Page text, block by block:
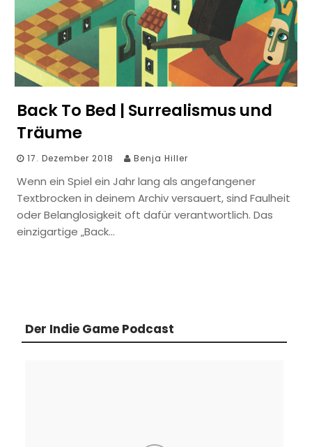
Back To Bed | Surrealismus und
Träume
17. Dezember 2018 Benja Hiller
Wenn ein Spiel ein Jahr lang als angefangener
Textbrocken in deinem Archiv versauert, sind Faulheit
oder Belanglosigkeit oft dafür verantwortlich. Das
einzigartige „Back…
Der Indie Game Podcast